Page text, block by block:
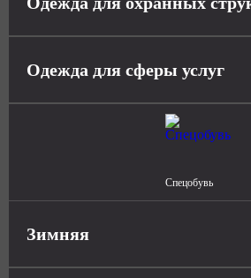
Одежда для сферы услуг
Спецобувь
Зимняя